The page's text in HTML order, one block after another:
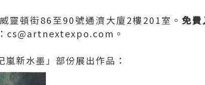
靈頓街86至90號通濟大廈2樓201室。 免費
cs@artnextexpo.com。
嵐新水墨」部份展出作品：